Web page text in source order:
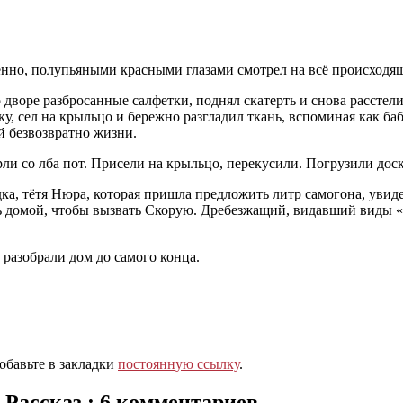
полупьяными красными глазами смотрел на всё
разбросанные салфетки, поднял скатерть и снова
сел на крыльцо и бережно разгладил ткань, вспоминая как
безвозвратно жизни.
со лба пот. Присели на крыльцо, перекусили. Погрузили
тётя Нюра, которая пришла предложить литр самогона,
домой, чтобы вызвать Скорую. Дребезжащий, видавший виды
дом до самого конца.
в закладки постоянную ссылку.